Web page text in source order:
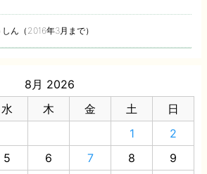
ん（2016年3月まで）
8月 2026
水 木 金 土
日
1
2
5 6 7 8
9